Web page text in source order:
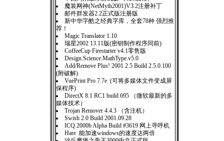
魔装网神(NetMyth2001)V3.2注册补丁
邮件群发器2.2正式版注册版
新中华字酷之经典字库，全套78种 强烈推
荐！
Magic Translator 1.10
瑞星2002 13.11版(密钥制作程序同前)
CoffeeCup Firestarter v4.1零售版
Design.Science.MathType.v5.0
Add/Remove Plus! 2001 2.5 Build 2.5.0.100
(附破解)
VuePrint Pro 7.7e (可将多媒体文件变成屏
保程序)
DirectX 8.1 RC1 build 695 （微软最新的多
媒体技术）
Trojan Remover 4.4.3 （含注机）
Swish 2.0 Build 2001.09.28
ICQ 2000b Alpha Build #3619 网上寻呼机
Hare 能加速windows的速度达两倍